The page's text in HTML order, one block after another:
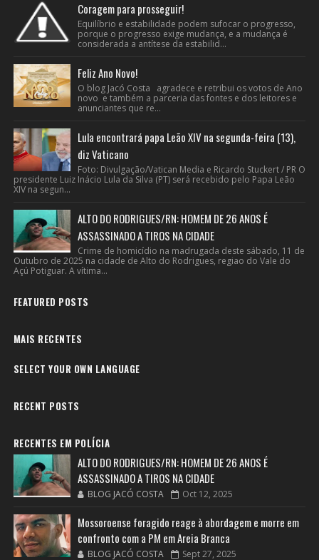
Coragem para prosseguir!
Equilíbrio e estabilidade podem sufocar o progresso,
porque o progresso exige mudança, e a mudança é
considerada a antítese da estabilid...
Feliz Ano Novo!
O blog Jacó Costa agradece e retribui os votos de Ano
novo e também a parceria das fontes e dos leitores e
anunciantes que re...
Lula encontrará papa Leão XIV na segunda-feira (13),
diz Vaticano
Foto: Divulgação/Vatican Media e Ricardo Stuckert / PR O
presidente Luiz Inácio Lula da Silva (PT) será recebido pelo Papa Leão
XIV na segun...
ALTO DO RODRIGUES/RN: HOMEM DE 26 ANOS É
ASSASSINADO A TIROS NA CIDADE
Crime de homicídio na madrugada deste sábado, 11 de
Outubro de 2025 na cidade de Alto do Rodrigues, regiao do Vale do
Açú Potiguar. A vítima...
FEATURED POSTS
MAIS RECENTES
SELECT YOUR OWN LANGUAGE
RECENT POSTS
RECENTES EM POLÍCIA
ALTO DO RODRIGUES/RN: HOMEM DE 26 ANOS É
ASSASSINADO A TIROS NA CIDADE
BLOG JACÓ COSTA Oct 12, 2025
Mossoroense foragido reage à abordagem e morre em
confronto com a PM em Areia Branca
BLOG JACÓ COSTA Sept 27, 2025